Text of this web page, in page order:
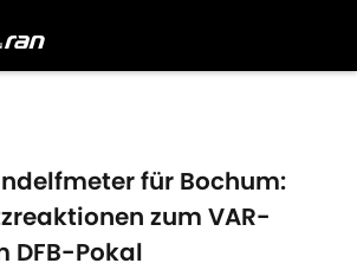
für Bochum:
zum VAR-
DFB-Pokal